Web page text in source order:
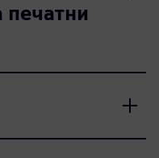
печатни